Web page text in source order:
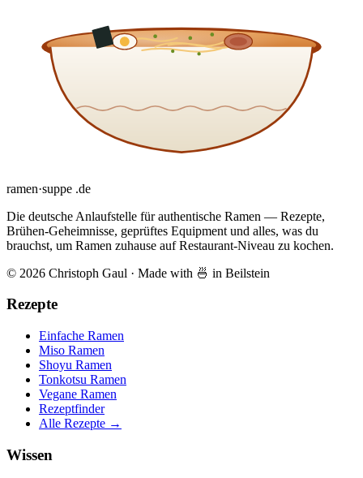
ramen·suppe .de
Die deutsche Anlaufstelle für authentische Ramen — Rezepte,
Brühen-Geheimnisse, geprüftes Equipment und alles, was du
brauchst, um Ramen zuhause auf Restaurant-Niveau zu kochen.
© 2026 Christoph Gaul · Made with 🍜 in Beilstein
Rezepte
Einfache Ramen
Miso Ramen
Shoyu Ramen
Tonkotsu Ramen
Vegane Ramen
Rezeptfinder
Alle Rezepte →
Wissen